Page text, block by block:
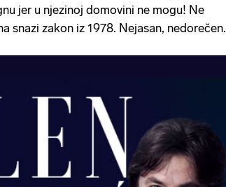
jer u njezinoj domovini ne mogu! Ne
snazi zakon iz 1978. Nejasan, nedorečen.